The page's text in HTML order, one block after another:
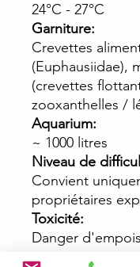
24°C - 27°C
Garniture:
Crevettes
(Euphausiidae),
(crevettes
zooxanthelles /
Aquarium:
~ 1000 litres
Niveau de
Convient
propriétaires
Toxicité:
Danger
inconnu